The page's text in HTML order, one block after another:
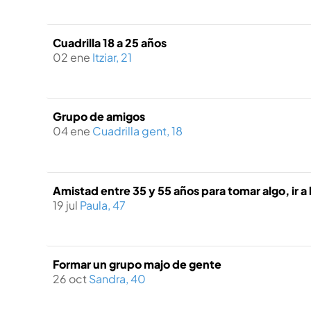
Cuadrilla 18 a 25 años
02 ene Itziar, 21
Grupo de amigos
04 ene Cuadrilla gent, 18
Amistad entre 35 y 55 años para tomar algo, ir a
19 jul Paula, 47
Formar un grupo majo de gente
26 oct Sandra, 40